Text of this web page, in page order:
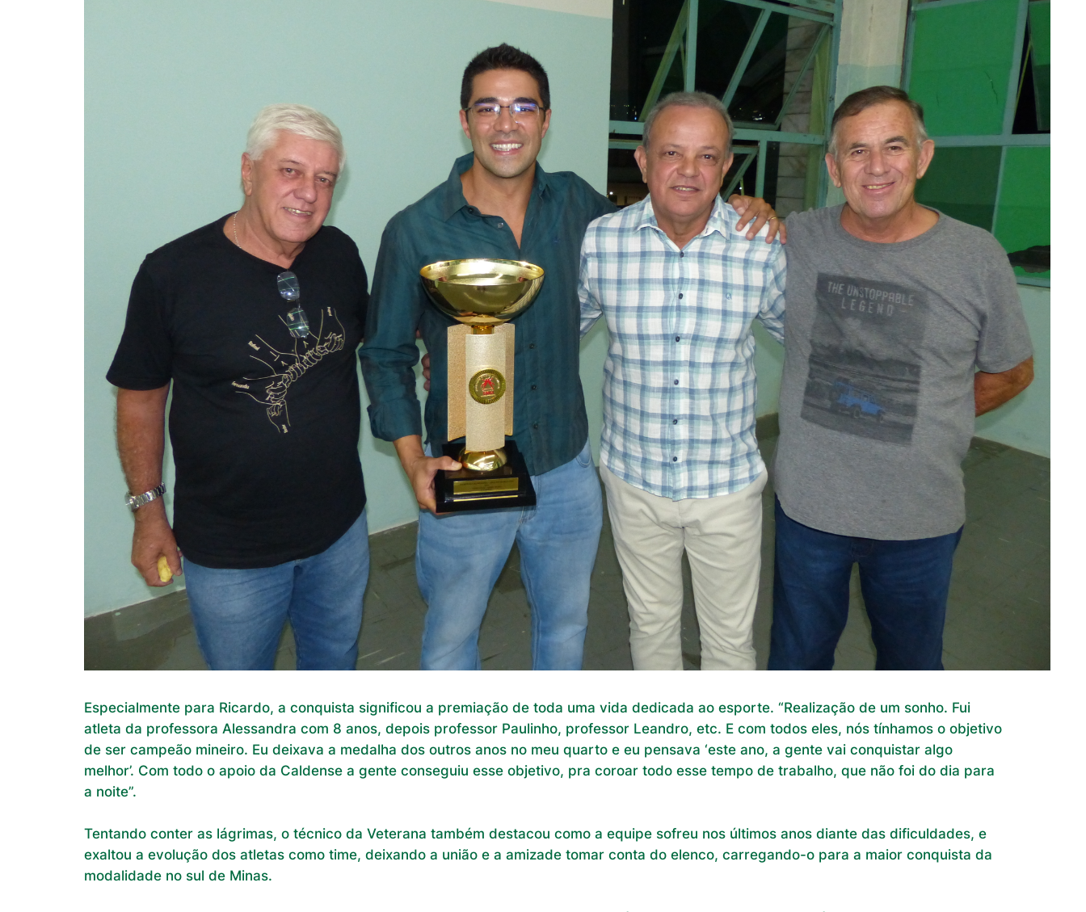
Especialmente para Ricardo, a conquista significou a premiação de toda uma vida dedicada ao esporte. “Realização de um sonho. Fui
atleta da professora Alessandra com 8 anos, depois professor Paulinho, professor Leandro, etc. E com todos eles, nós tínhamos o objetivo
de ser campeão mineiro. Eu deixava a medalha dos outros anos no meu quarto e eu pensava ‘este ano, a gente vai conquistar algo
melhor’. Com todo o apoio da Caldense a gente conseguiu esse objetivo, pra coroar todo esse tempo de trabalho, que não foi do dia para
a noite”.
Tentando conter as lágrimas, o técnico da Veterana também destacou como a equipe sofreu nos últimos anos diante das dificuldades, e
exaltou a evolução dos atletas como time, deixando a união e a amizade tomar conta do elenco, carregando-o para a maior conquista da
modalidade no sul de Minas.